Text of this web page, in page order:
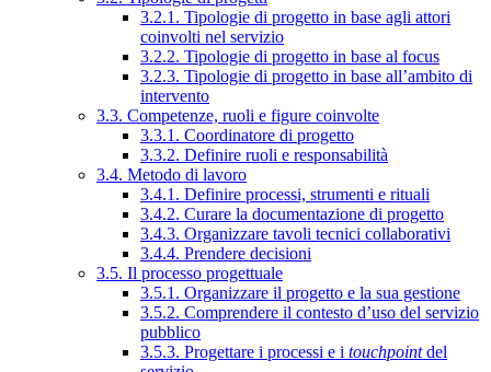
3.2.1. Tipologie di progetto in base agli attori
coinvolti nel servizio
3.2.2. Tipologie di progetto in base al focus
3.2.3. Tipologie di progetto in base all’ambito di
intervento
3.3. Competenze, ruoli e figure coinvolte
3.3.1. Coordinatore di progetto
3.3.2. Definire ruoli e responsabilità
3.4. Metodo di lavoro
3.4.1. Definire processi, strumenti e rituali
3.4.2. Curare la documentazione di progetto
3.4.3. Organizzare tavoli tecnici collaborativi
3.4.4. Prendere decisioni
3.5. Il processo progettuale
3.5.1. Organizzare il progetto e la sua gestione
3.5.2. Comprendere il contesto d’uso del servizio
pubblico
3.5.3. Progettare i processi e i touchpointdel